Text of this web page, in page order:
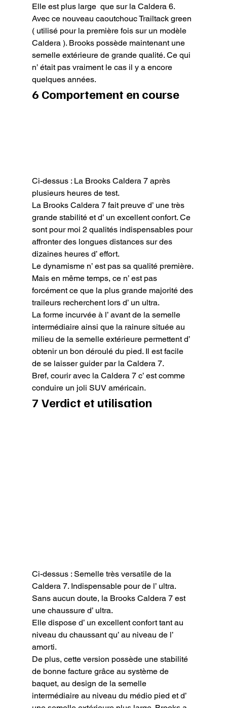
Elle est plus large  que sur la Caldera 6.
Avec ce nouveau caoutchouc Trailtack green
( utilisé pour la première fois sur un modèle
Caldera ). Brooks possède maintenant une
semelle extérieure de grande qualité. Ce qui
n’ était pas vraiment le cas il y a encore
quelques années.
6 Comportement en course
Ci-dessus : La Brooks Caldera 7 après
plusieurs heures de test.
La Brooks Caldera 7 fait preuve d’ une très
grande stabilité et d’ un excellent confort. Ce
sont pour moi 2 qualités indispensables pour
affronter des longues distances sur des
dizaines heures d’ effort.
Le dynamisme n’ est pas sa qualité première.
Mais en même temps, ce n’ est pas
forcément ce que la plus grande majorité des
traileurs recherchent lors d’ un ultra.
La forme incurvée à l’ avant de la semelle
intermédiaire ainsi que la rainure située au
milieu de la semelle extérieure permettent d’
obtenir un bon déroulé du pied. Il est facile
de se laisser guider par la Caldera 7.
Bref, courir avec la Caldera 7 c’ est comme
conduire un joli SUV américain.
7 Verdict et utilisation
Ci-dessus : Semelle très versatile de la
Caldera 7. Indispensable pour de l’ ultra.
Sans aucun doute, la Brooks Caldera 7 est
une chaussure d’ ultra.
Elle dispose d’ un excellent confort tant au
niveau du chaussant qu’ au niveau de l’
amorti.
De plus, cette version possède une stabilité
de bonne facture grâce au système de
baquet, au design de la semelle
intermédiaire au niveau du médio pied et d’